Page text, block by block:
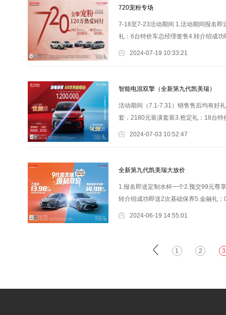
720宠粉专场
7-18至7-23活动期间 1.活动期间报名
礼：6台特价车总经理签售4.转介绍成
新专属礼(免费电脑检测、添加油
2024-07-19 10:33:21
智能电混双擎（全新第九代凯美瑞）
活动期间（7.1-7.31）销售售后均有好
套，2180元装潢套装3.抢定礼：18台
免费评估，万元补贴。 售后：1.夏
2024-07-03 10:52:47
全新第九代凯美瑞大放价
1.报名即送定制水杯一个2.预交99元尊
转介绍成功即送2次基础保养5.金融礼
店&rdquo; 丰田全球品质 大
2024-06-19 14:55:01
1 2 3